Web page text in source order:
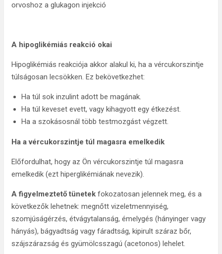
orvoshoz a glukagon injekció
A hipoglikémiás reakció okai
Hipoglikémiás reakciója akkor alakul ki, ha a vércukorszintje
túlságosan lecsökken. Ez bekövetkezhet:
Ha túl sok inzulint adott be magának.
Ha túl keveset evett, vagy kihagyott egy étkezést.
Ha a szokásosnál több testmozgást végzett.
Ha a vércukorszintje túl magasra emelkedik
Előfordulhat, hogy az Ön vércukorszintje túl magasra
emelkedik (ezt hiperglikémiának nevezik).
A figyelmeztető tünetek fokozatosan jelennek meg, és a
következők lehetnek: megnőtt vizeletmennyiség,
szomjúságérzés, étvágytalanság, émelygés (hányinger vagy
hányás), bágyadtság vagy fáradtság, kipirult száraz bőr,
szájszárazság és gyümölcsszagú (acetonos) lehelet.